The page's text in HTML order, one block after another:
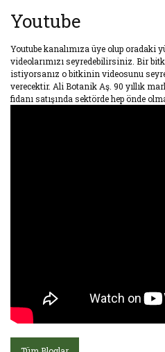
Youtube
Youtube kanalımıza üye olup oradaki
videolarımızı seyredebilirsiniz. Bir
istiyorsanız o bitkinin videosunu
verecektir. Ali Botanik Aş. 90 yıllık
fidanı satışında sektörde hep önde